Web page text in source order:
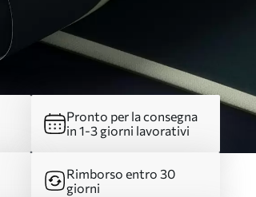
Pronto per la consegna
in 1-3 giorni lavorativi
Rimborso entro 30
giorni